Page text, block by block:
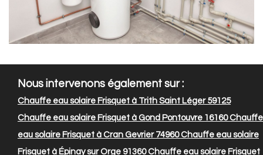
Nous intervenons également sur :
Chauffe eau solaire Frisquet à Trith Saint Léger 59125
Chauffe eau solaire Frisquet à Gond Pontouvre 16160Chauffe
eau solaire Frisquet à Cran Gevrier 74960Chauffe eau solaire
Frisquet à Épinay sur Orge 91360Chauffe eau solaire Frisquet